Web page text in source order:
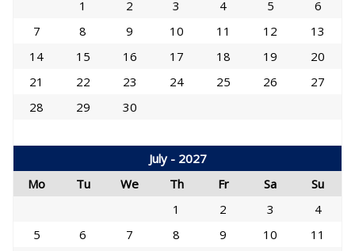
1 2 3 4 5
6
7
8 9 10 11 12
13
14
15 16 17 18 19
20
21
22 23 24 25 26
27
28
29 30
July - 2027
Mo
Tu We Th Fr Sa
Su
1
2 3
4
5
6 7 8 9 10
11